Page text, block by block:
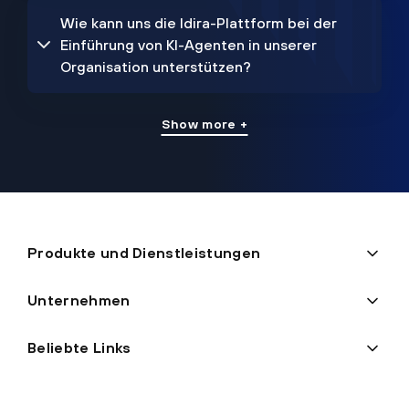
Wie kann uns die Idira-Plattform bei der
Einführung von KI-Agenten in unserer
Organisation unterstützen?
Show more +
Produkte und Dienstleistungen
Unternehmen
Beliebte Links